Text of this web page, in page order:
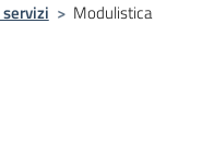
> Modulistica